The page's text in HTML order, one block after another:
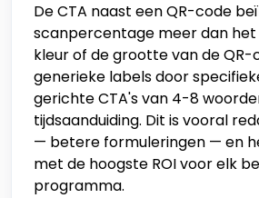
De CTA naast een QR-code
scanpercentage meer dan
kleur of de grootte van de QR-
generieke labels door
gerichte CTA's van 4-8
tijdsaanduiding. Dit is vooral
— betere formuleringen — en
met de hoogste ROI voor elk
programma.